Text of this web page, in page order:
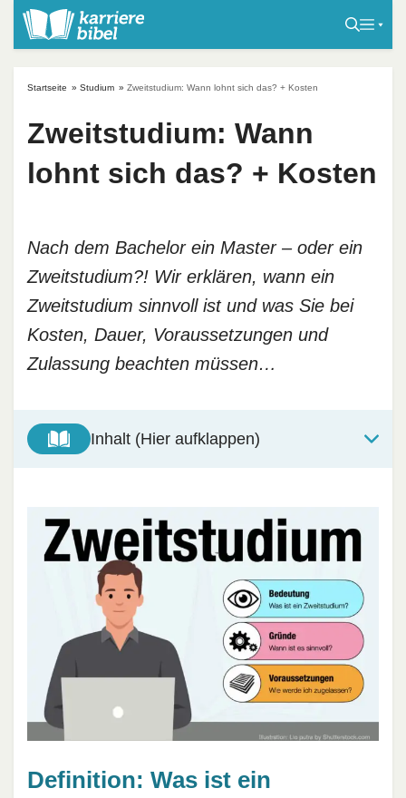
Startseite » Studium » Zweitstudium: Wann lohnt sich das? + Kosten
Zweitstudium: Wann
lohnt sich das? + Kosten
Nach dem Bachelor ein Master – oder ein
Zweitstudium?! Wir erklären, wann ein
Zweitstudium sinnvoll ist und was Sie bei
Kosten, Dauer, Voraussetzungen und
Zulassung beachten müssen…
Inhalt (Hier aufklappen)
Definition: Was ist ein